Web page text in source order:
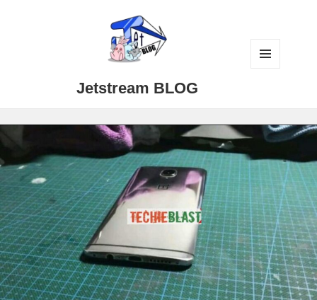
Jetstream BLOG